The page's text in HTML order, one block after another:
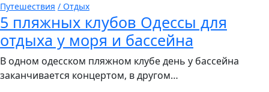
Путешествия / Отдых
5 пляжных клубов Одессы для
отдыха у моря и бассейна
В одном одесском пляжном клубе день у бассейна
заканчивается концертом, в другом…